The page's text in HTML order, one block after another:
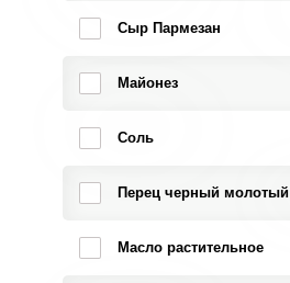
Сыр Пармезан
Майонез
Соль
Перец черный молотый
Масло растительное